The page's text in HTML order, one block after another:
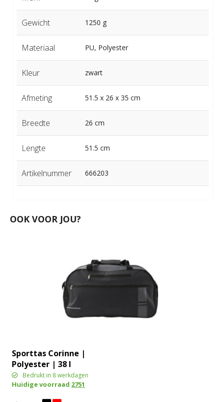
Gewicht 1250 g
Materiaal PU, Polyester
Kleur zwart
Afmeting 51.5 x 26 x 35 cm
Breedte 26 cm
Lengte 51.5 cm
Artikelnummer 666203
OOK VOOR JOU?
Sporttas Corinne |
Polyester | 38 l
Bedrukt in 8 werkdagen
Huidige voorraad 2751